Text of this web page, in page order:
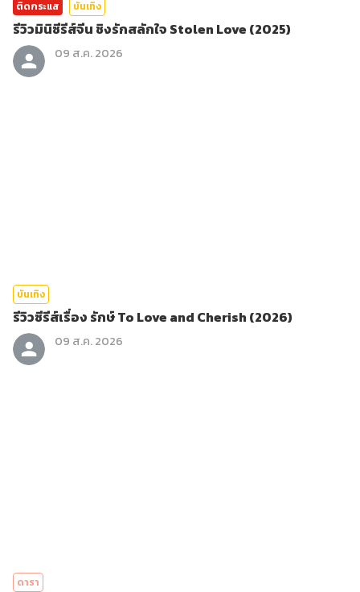
ติดกระแส บันเทิง
รีวิวมินิซีรีส์จีน ชิงรักสลักใจ Stolen Love (2025)
09 ส.ค. 2026
บันเทิง
รีวิวซีรีส์เรื่อง รักษ์ To Love and Cherish (2026)
09 ส.ค. 2026
ดารา